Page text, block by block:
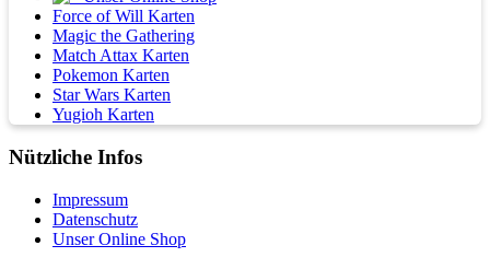
Force of Will Karten
Magic the Gathering
Match Attax Karten
Pokemon Karten
Star Wars Karten
Yugioh Karten
Nützliche Infos
Impressum
Datenschutz
Unser Online Shop